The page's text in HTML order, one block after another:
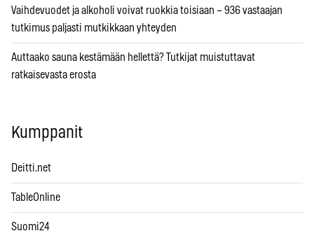
Vaihdevuodet ja alkoholi voivat ruokkia toisiaan – 936 vastaajan
tutkimus paljasti mutkikkaan yhteyden
Auttaako sauna kestämään hellettä? Tutkijat muistuttavat
ratkaisevasta erosta
Kumppanit
Deitti.net
TableOnline
Suomi24